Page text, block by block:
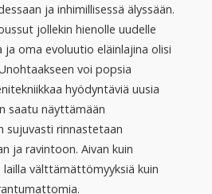
ja inhimillisessä älyssään.
jollekin hienolle uudelle
oma evoluutio eläinlajina olisi
voi popsia
hyödyntäviä uusia
saatu näyttämään
sujuvasti rinnastetaan
ja ravintoon. Aivan kuin
välttämättömyyksiä kuin